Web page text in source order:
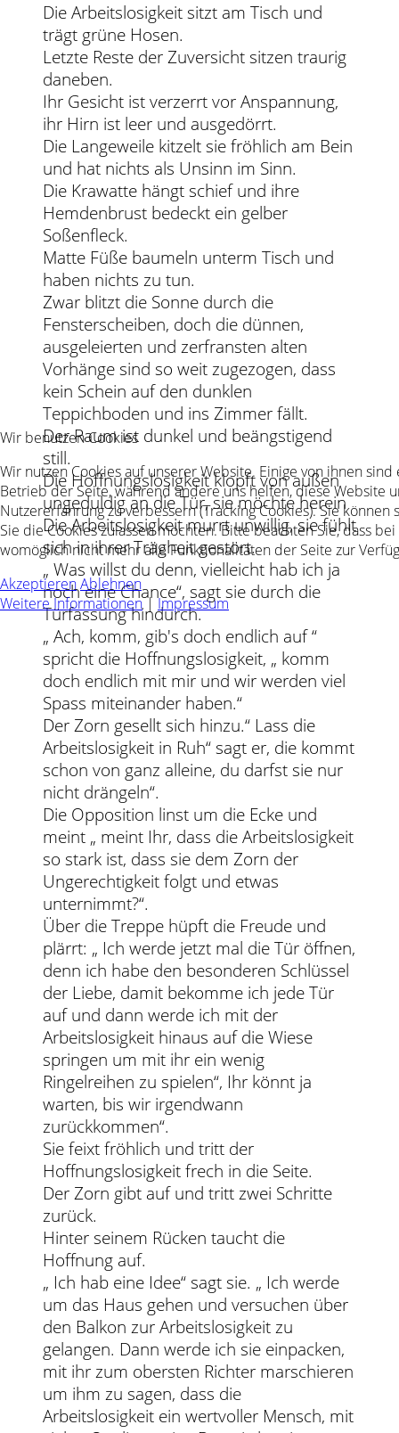
Die Arbeitslosigkeit sitzt am Tisch und
trägt grüne Hosen.
Letzte Reste der Zuversicht sitzen traurig
daneben.
Ihr Gesicht ist verzerrt vor Anspannung,
ihr Hirn ist leer und ausgedörrt.
Die Langeweile kitzelt sie fröhlich am Bein
und hat nichts als Unsinn im Sinn.
Die Krawatte hängt schief und ihre
Hemdenbrust bedeckt ein gelber
Soßenfleck.
Matte Füße baumeln unterm Tisch und
haben nichts zu tun.
Zwar blitzt die Sonne durch die
Fensterscheiben, doch die dünnen,
ausgeleierten und zerfransten alten
Vorhänge sind so weit zugezogen, dass
kein Schein auf den dunklen
Teppichboden und ins Zimmer fällt.
Der Raum ist dunkel und beängstigend
still.
Die Hoffnungslosigkeit klopft von außen
ungeduldig an die Tür, sie möchte herein
Die Arbeitslosigkeit murrt unwillig, sie fühlt
sich in ihrer Trägheit gestört.
„ Was willst du denn, vielleicht hab ich ja
noch eine Chance“, sagt sie durch die
Türfassung hindurch.
„ Ach, komm, gib's doch endlich auf “
spricht die Hoffnungslosigkeit, „ komm
doch endlich mit mir und wir werden viel
Spass miteinander haben.“
Der Zorn gesellt sich hinzu.“ Lass die
Arbeitslosigkeit in Ruh“ sagt er, die kommt
schon von ganz alleine, du darfst sie nur
nicht drängeln“.
Die Opposition linst um die Ecke und
meint „ meint Ihr, dass die Arbeitslosigkeit
so stark ist, dass sie dem Zorn der
Ungerechtigkeit folgt und etwas
unternimmt?“.
Über die Treppe hüpft die Freude und
plärrt: „ Ich werde jetzt mal die Tür öffnen,
denn ich habe den besonderen Schlüssel
der Liebe, damit bekomme ich jede Tür
auf und dann werde ich mit der
Arbeitslosigkeit hinaus auf die Wiese
springen um mit ihr ein wenig
Ringelreihen zu spielen“, Ihr könnt ja
warten, bis wir irgendwann
zurückkommen“.
Sie feixt fröhlich und tritt der
Hoffnungslosigkeit frech in die Seite.
Der Zorn gibt auf und tritt zwei Schritte
zurück.
Hinter seinem Rücken taucht die
Hoffnung auf.
„ Ich hab eine Idee“ sagt sie. „ Ich werde
um das Haus gehen und versuchen über
den Balkon zur Arbeitslosigkeit zu
gelangen. Dann werde ich sie einpacken,
mit ihr zum obersten Richter marschieren
um ihm zu sagen, dass die
Arbeitslosigkeit ein wertvoller Mensch, mit
Wir benutzen Cookies
Wir nutzen Cookies auf unserer Website. Einige von ihnen
Betrieb der Seite, während andere uns helfen, diese Website
Nutzererfahrung zu verbessern (Tracking Cookies). Sie
Sie die Cookies zulassen möchten. Bitte beachten Sie, dass
womöglich nicht mehr alle Funktionalitäten der Seite zur
AkzeptierenAblehnen
Weitere Informationen|Impressum